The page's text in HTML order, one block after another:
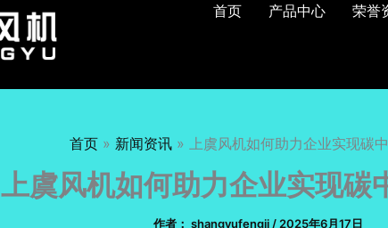
首页 产品中心 荣誉
首页 新闻资讯 上虞风机如何助力企业实现碳
上虞风机如何助力企业实现碳
作者： shangyufengji / 2025年6月17日